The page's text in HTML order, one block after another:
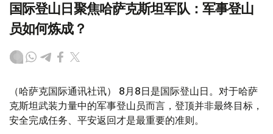
国际登山日聚焦哈萨克斯坦军队：军事登山
员如何炼成？
（哈萨克国际通讯社讯） 8月8日是国际登山日。对于哈萨
克斯坦武装力量中的军事登山员而言，登顶并非最终目标，
安全完成任务、平安返回才是最重要的准则。